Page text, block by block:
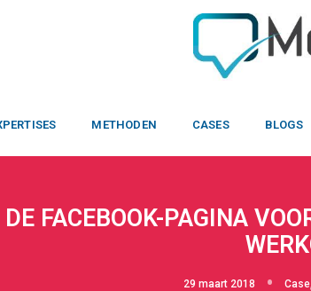
METHODEN CASES BLOGS
DE FACEBOOK-PAGINA
29 maart 2018 Case,